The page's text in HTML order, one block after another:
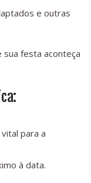
e outras
sua festa aconteça
para a
à data.